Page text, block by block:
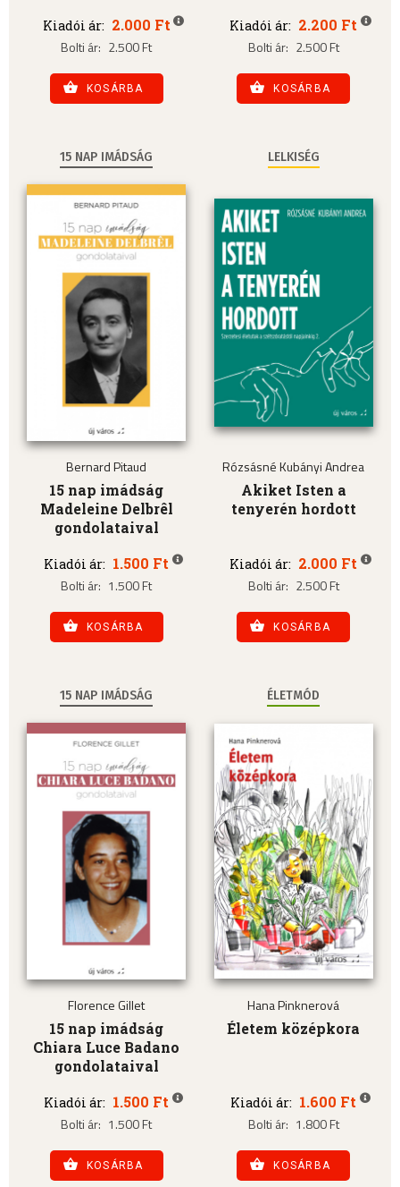
Kiadói ár: 2.000 Ft
Bolti ár: 2.500 Ft
KOSÁRBA
Kiadói ár: 2.200 Ft
Bolti ár: 2.500 Ft
KOSÁRBA
15 NAP IMÁDSÁG
Bernard Pitaud
15 nap imádság
Madeleine Delbrêl
gondolataival
Kiadói ár: 1.500 Ft
Bolti ár: 1.500 Ft
KOSÁRBA
LELKISÉG
Rózsásné Kubányi Andrea
Akiket Isten a
tenyerén hordott
Kiadói ár: 2.000 Ft
Bolti ár: 2.500 Ft
KOSÁRBA
15 NAP IMÁDSÁG
Florence Gillet
15 nap imádság
Chiara Luce Badano
gondolataival
Kiadói ár: 1.500 Ft
Bolti ár: 1.500 Ft
KOSÁRBA
ÉLETMÓD
Hana Pinknerová
Életem középkora
Kiadói ár: 1.600 Ft
Bolti ár: 1.800 Ft
KOSÁRBA